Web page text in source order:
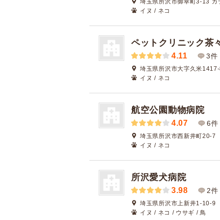
埼玉県所沢市御幸町3-13 カ
イヌ / ネコ
ペットクリニック茶
4.11 3件
埼玉県所沢市大字久米
イヌ / ネコ
航空公園動物病院
4.07 6件
埼玉県所沢市西新井町20-7
イヌ / ネコ
所沢愛犬病院
3.98 2件
埼玉県所沢市上新井1-10-9
イヌ / ネコ / ウサギ / 鳥